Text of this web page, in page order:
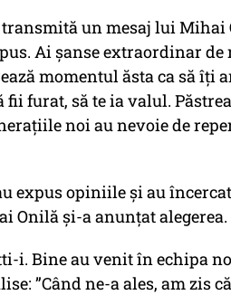
un mesaj lui Mihai
Ai șanse extraordinar de
momentul ăsta ca să îți
fiifurat, să te ia valul.
noi au nevoie de
expus opiniile și au
și-a anunțat alegerea.
i. Bine au venit în echipa
”Când ne-a ales, am zis